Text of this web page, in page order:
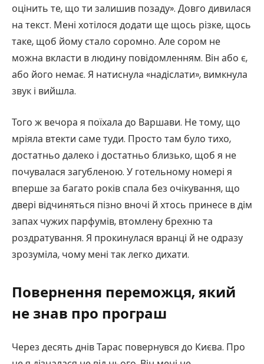
оцінить те, що ти залишив позаду». Довго дивилася
на текст. Мені хотілося додати ще щось різке, щось
таке, щоб йому стало соромно. Але сором не
можна вкласти в людину повідомленням. Він або є,
або його немає. Я натиснула «надіслати», вимкнула
звук і вийшла.
Того ж вечора я поїхала до Варшави. Не тому, що
мріяла втекти саме туди. Просто там було тихо,
достатньо далеко і достатньо близько, щоб я не
почувалася загубленою. У готельному номері я
вперше за багато років спала без очікування, що
двері відчиняться пізно вночі й хтось принесе в дім
запах чужих парфумів, втомлену брехню та
роздратування. Я прокинулася вранці й не одразу
зрозуміла, чому мені так легко дихати.
Повернення переможця, який
не знав про програш
Через десять днів Тарас повернувся до Києва. Про